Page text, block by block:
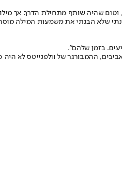
וטום שהיה שותף מתחילת הדרך. אך
שלא הבנתי את משמעות המילה
בזמן שלהם".